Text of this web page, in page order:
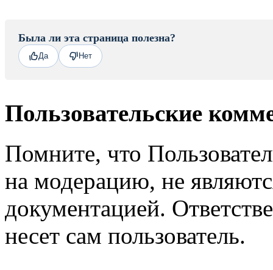
Была ли эта страница полезна?
Да Нет
Пользовательские
Помните, что
на модерацию, не
документацией.
несет сам пользователь.